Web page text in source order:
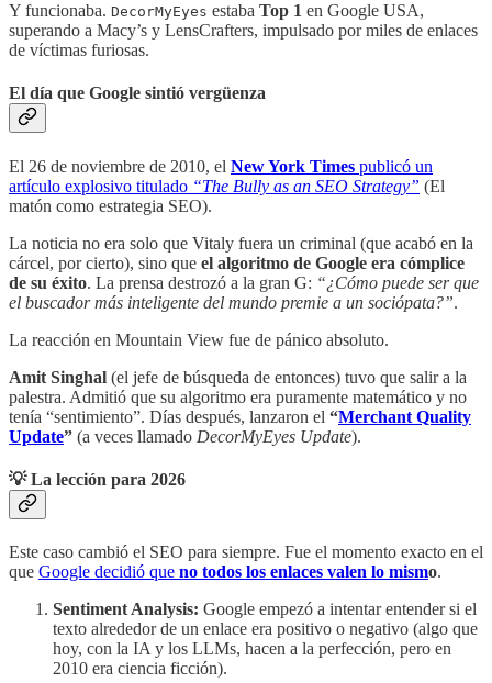
Y funcionaba. DecorMyEyes estaba Top 1 en Google USA,
superando a Macy’s y LensCrafters, impulsado por miles de enlaces
de víctimas furiosas.
El día que Google sintió vergüenza
El 26 de noviembre de 2010, el New York Times publicó un
artículo explosivo titulado “The Bully as an SEO Strategy” (El
matón como estrategia SEO).
La noticia no era solo que Vitaly fuera un criminal (que acabó en la
cárcel, por cierto), sino que el algoritmo de Google era cómplice
de su éxito. La prensa destrozó a la gran G: “¿Cómo puede ser que
el buscador más inteligente del mundo premie a un sociópata?”.
La reacción en Mountain View fue de pánico absoluto.
Amit Singhal (el jefe de búsqueda de entonces) tuvo que salir a la
palestra. Admitió que su algoritmo era puramente matemático y no
tenía “sentimiento”. Días después, lanzaron el “Merchant Quality
Update” (a veces llamado DecorMyEyes Update).
💡 La lección para 2026
Este caso cambió el SEO para siempre. Fue el momento exacto en el
que Google decidió que no todos los enlaces valen lo mismo.
Sentiment Analysis: Google empezó a intentar entender si el
texto alrededor de un enlace era positivo o negativo (algo que
hoy, con la IA y los LLMs, hacen a la perfección, pero en
2010 era ciencia ficción).